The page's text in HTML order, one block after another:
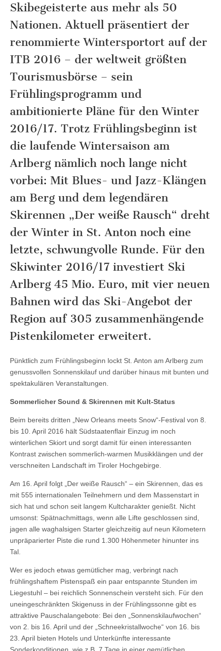
Skibegeisterte aus mehr als 50
Nationen. Aktuell präsentiert der
renommierte Wintersportort auf der
ITB 2016 – der weltweit größten
Tourismusbörse – sein
Frühlingsprogramm und
ambitionierte Pläne für den Winter
2016/17. Trotz Frühlingsbeginn ist
die laufende Wintersaison am
Arlberg nämlich noch lange nicht
vorbei: Mit Blues- und Jazz-Klängen
am Berg und dem legendären
Skirennen „Der weiße Rausch“ dreht
der Winter in St. Anton noch eine
letzte, schwungvolle Runde. Für den
Skiwinter 2016/17 investiert Ski
Arlberg 45 Mio. Euro, mit vier neuen
Bahnen wird das Ski-Angebot der
Region auf 305 zusammenhängende
Pistenkilometer erweitert.
Pünktlich zum Frühlingsbeginn lockt St. Anton am Arlberg zum
genussvollen Sonnenskilauf und darüber hinaus mit bunten und
spektakulären Veranstaltungen.
Sommerlicher Sound & Skirennen mit Kult-Status
Beim bereits dritten „New Orleans meets Snow“-Festival von 8.
bis 10. April 2016 hält Südstaatenflair Einzug im noch
winterlichen Skiort und sorgt damit für einen interessanten
Kontrast zwischen sommerlich-warmen Musikklängen und der
verschneiten Landschaft im Tiroler Hochgebirge.
Am 16. April folgt „Der weiße Rausch“ – ein Skirennen, das es
mit 555 internationalen Teilnehmern und dem Massenstart in
sich hat und schon seit langem Kultcharakter genießt. Nicht
umsonst: Spätnachmittags, wenn alle Lifte geschlossen sind,
jagen alle waghalsigen Starter gleichzeitig auf neun Kilometern
unpräparierter Piste die rund 1.300 Höhenmeter hinunter ins
Tal.
Wer es jedoch etwas gemütlicher mag, verbringt nach
frühlingshaftem Pistenspaß ein paar entspannte Stunden im
Liegestuhl – bei reichlich Sonnenschein versteht sich. Für den
uneingeschränkten Skigenuss in der Frühlingssonne gibt es
attraktive Pauschalangebote: Bei den „Sonnenskilaufwochen“
von 2. bis 16. April und der „Schneekristallwoche“ von 16. bis
23. April bieten Hotels und Unterkünfte interessante